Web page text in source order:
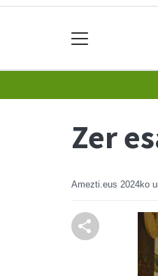
Zer
Amezti.eus 2024ko